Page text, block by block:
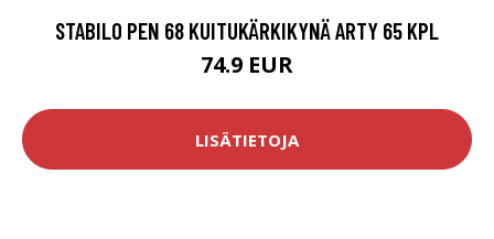
STABILO PEN 68 KUITUKÄRKIKYNÄ ARTY 65 KPL
74.9 EUR
LISÄTIETOJA